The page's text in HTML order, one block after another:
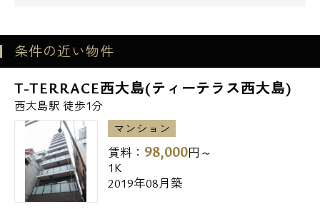
・銀行
ゆうちょ銀行城東店 152m
ゆうちょ銀行本店ダイエー大島店内出張所
196m
みずほ銀行大島駅前出張所 289m
・公園
条件の近い物件
T-TERRACE西大島(ティーテラス西大島)
西大島駅 徒歩1分
マンション
賃料： 98,000円～
1K
2019年08月築
電話でお問い合わせ
0120-500-529
営業時間 10：00～18：00
メールでお問い合わせ
お問い合わせ